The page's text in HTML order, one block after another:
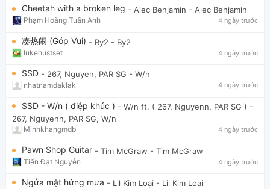
Cheetah with a broken leg - Alec Benjamin - Alec Benjamin
Phạm Hoàng Tuấn Anh 4 ngày trước
凑热闹 (Góp Vui) - By2 - By2
lukehustset 4 ngày trước
SSD - 267, Nguyen, PAR SG - W/n
nhatnamdaklak 4 ngày trước
SSD - W/n ( điệp khúc ) - W/n ft. ( 267, Nguyenn, PAR SG ) -
267, Nguyenn, PAR SG, W/n
Minhkhangmdb 4 ngày trước
Pawn Shop Guitar - Tim McGraw - Tim McGraw
Tiến Đạt Nguyễn 4 ngày trước
Ngửa mặt hứng mưa - Lil Kim Loại - Lil Kim Loại